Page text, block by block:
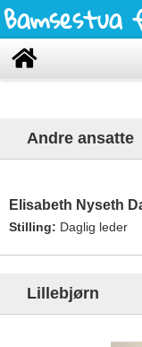
Andre ansatte
Elisabeth Nyseth
Stilling: Daglig leder
Lillebjørn